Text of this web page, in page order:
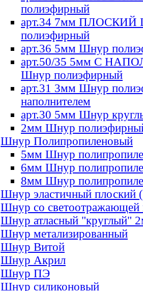
полиэфирный
арт.34 7мм ПЛОСКИЙ
полиэфирный
арт.36 5мм Шнур
арт.50/35 5мм С
Шнур полиэфирный
арт.31 3мм Шнур
наполнителем
арт.30 5мм Шнур
2мм Шнур
Шнур Полипропиленовый
5мм Шнур
6мм Шнур
8мм Шнур
Шнур эластичный плоский
Шнур со светоотражающей
Шнур атласный "круглый"
Шнур метализированный
Шнур Витой
Шнур Акрил
Шнур ПЭ
Шнур силиконовый